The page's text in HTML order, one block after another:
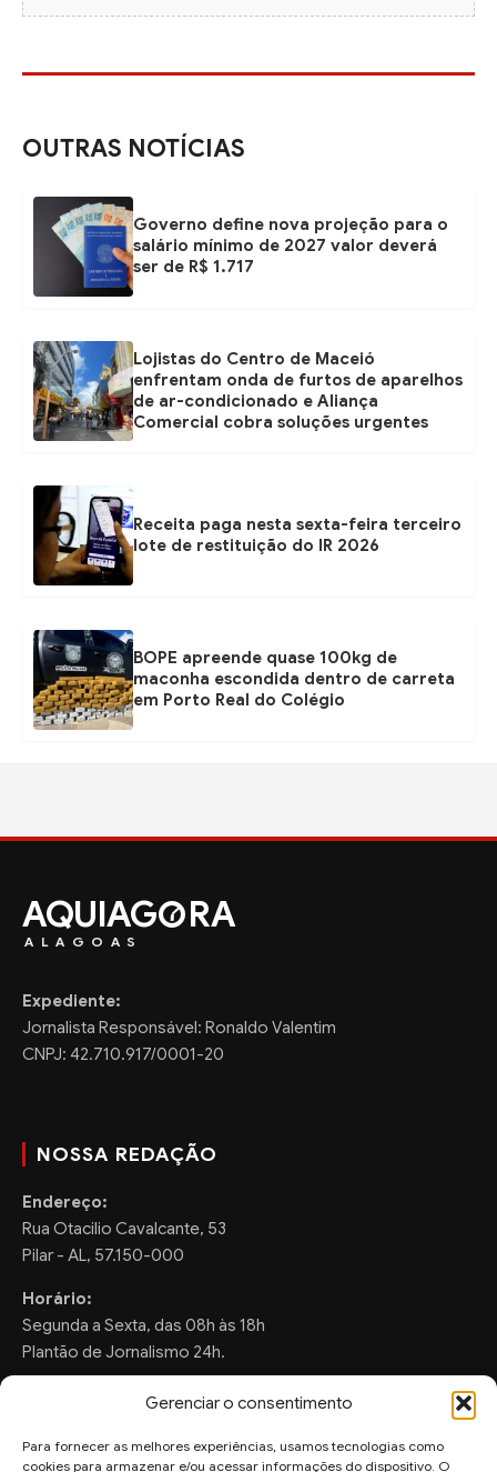
Gerenciar o consentimento
Para fornecer as melhores experiências, usamos tecnologias como
cookies para armazenar e/ou acessar informações do dispositivo. O
OUTRAS NOTÍCIAS
Governo define nova projeção para o
salário mínimo de 2027 valor deverá
ser de R$ 1.717
Lojistas do Centro de Maceió
enfrentam onda de furtos de aparelhos
de ar-condicionado e Aliança
Comercial cobra soluções urgentes
Receita paga nesta sexta-feira terceiro
lote de restituição do IR 2026
BOPE apreende quase 100kg de
maconha escondida dentro de carreta
em Porto Real do Colégio
AQUIAG RA
ALAGOAS
Expediente:
Jornalista Responsável: Ronaldo Valentim
CNPJ: 42.710.917/0001-20
NOSSA REDAÇÃO
Endereço:
Rua Otacilio Cavalcante, 53
Pilar - AL, 57.150-000
Horário:
Segunda a Sexta, das 08h às 18h
Plantão de Jornalismo 24h.
FALE CONOSCO